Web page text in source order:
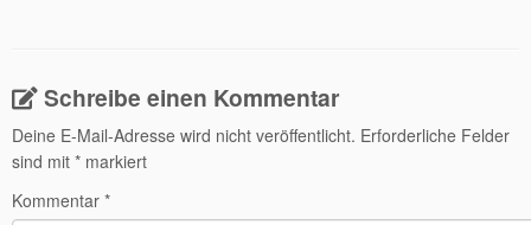
Schreibe einen Kommentar
Deine E-Mail-Adresse wird nicht veröffentlicht. Erforderliche Felder
sind mit * markiert
Kommentar *